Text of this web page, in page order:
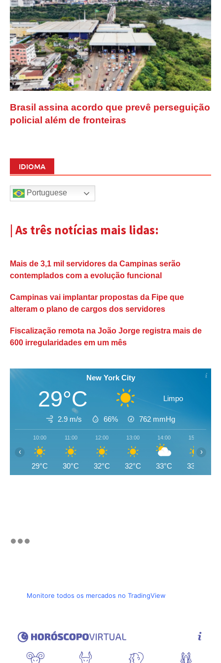
Brasil assina acordo que prevê perseguição
policial além de fronteiras
IDIOMA
Portuguese
| As três notícias mais lidas:
Mais de 3,1 mil servidores da Campinas serão
contemplados com a evolução funcional
Campinas vai implantar propostas da Fipe que
alteram o plano de cargos dos servidores
Fiscalização remota na João Jorge registra mais de
600 irregularidades em um mês
New York City
29°C Limpo
2.9 m/s 66% 762 mmHg
10:00
29°C
11:00
30°C
12:00
32°C
13:00
32°C
14:00
33°C
15:00
33°C
‹ ›
Monitore todos os mercados no TradingView